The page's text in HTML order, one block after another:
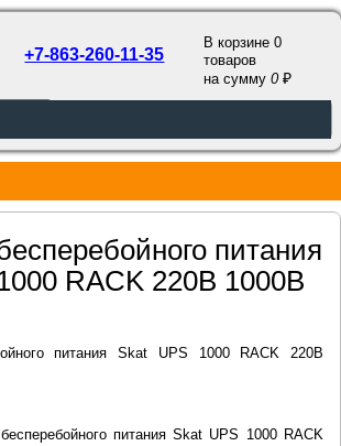
+7-863-260-11-35
В корзине 0
товаров
на сумму0
питания
RACK 220В 1000В
питания Skat UPS 1000 RACK 220В
питания Skat UPS 1000 RACK